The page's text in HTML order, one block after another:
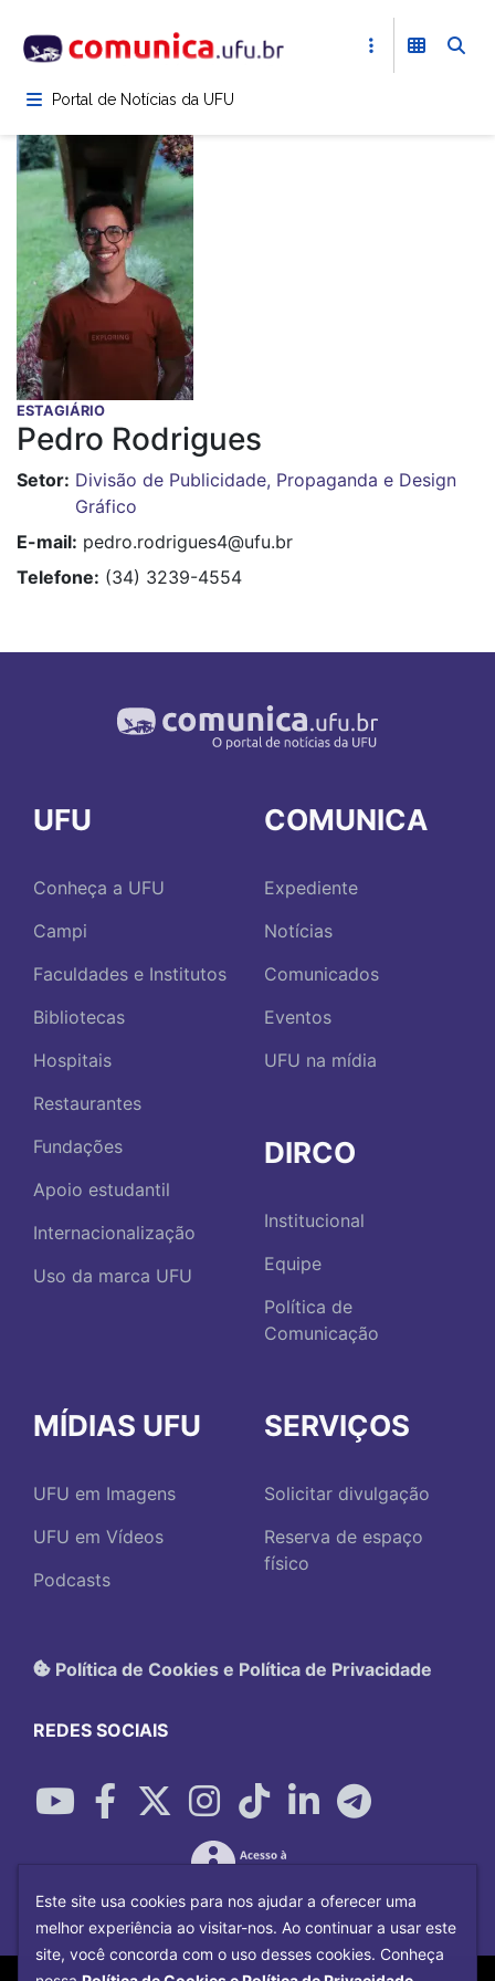
para
conteúdoPortal de Notícias da UFU
ESTAGIÁRIO
Pedro Rodrigues
Setor Divisão de Publicidade, Propaganda e Design
Gráfico
E-mail pedro.rodrigues4@ufu.br
Telefone (34) 3239-4554
UFU
Conheça a UFU
Campi
Faculdades e Institutos
Bibliotecas
Hospitais
Restaurantes
Fundações
Apoio estudantil
Internacionalização
Uso da marca UFU
COMUNICA
Expediente
Notícias
Comunicados
Eventos
UFU na mídia
DIRCO
Institucional
Equipe
Política de
Comunicação
MÍDIAS UFU
UFU em Imagens
UFU em Vídeos
Podcasts
SERVIÇOS
Solicitar divulgação
Reserva de espaço
físico
Política de Cookies e Política de Privacidade
REDES SOCIAIS
Este site usa cookies para nos ajudar a oferecer uma
melhor experiência ao visitar-nos. Ao continuar a usar este
site, você concorda com o uso desses cookies. Conheça